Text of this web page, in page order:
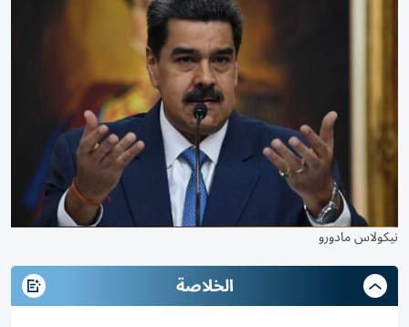
نيكولاس مادورو
الخلاصة